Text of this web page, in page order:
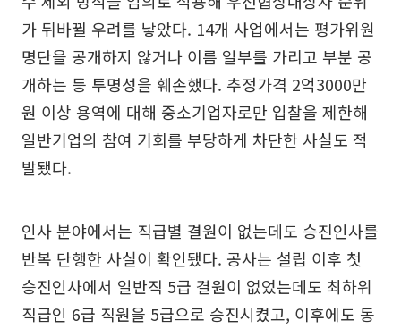
가 뒤바뀔 우려를 낳았다. 14개 사업에서는 평가위원
명단을 공개하지 않거나 이름 일부를 가리고 부분 공
개하는 등 투명성을 훼손했다. 추정가격 2억3000만
원 이상 용역에 대해 중소기업자로만 입찰을 제한해
일반기업의 참여 기회를 부당하게 차단한 사실도 적
발됐다.
인사 분야에서는 직급별 결원이 없는데도 승진인사를
반복 단행한 사실이 확인됐다. 공사는 설립 이후 첫
승진인사에서 일반직 5급 결원이 없었는데도 최하위
직급인 6급 직원을 5급으로 승진시켰고, 이후에도 동